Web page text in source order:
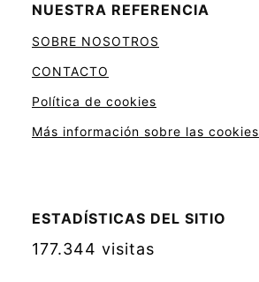
NUESTRA REFERENCIA
SOBRE NOSOTROS
CONTACTO
Política de cookies
Más información sobre las cookies
ESTADÍSTICAS DEL SITIO
177.344 visitas